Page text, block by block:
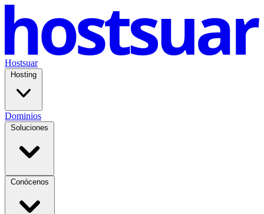
Hostsuar
Hosting
Dominios
Soluciones
Conócenos